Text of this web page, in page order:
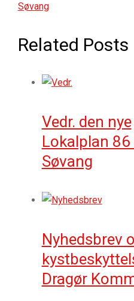
Søvang
Related Posts
Vedr. den nye
Lokalplan
Søvang
Nyhedsbrev
Dragør